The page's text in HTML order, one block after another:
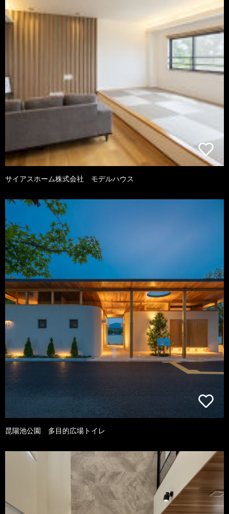
サイアスホーム株式会社 モデルハウス
昆陽池公園 多目的広場トイレ